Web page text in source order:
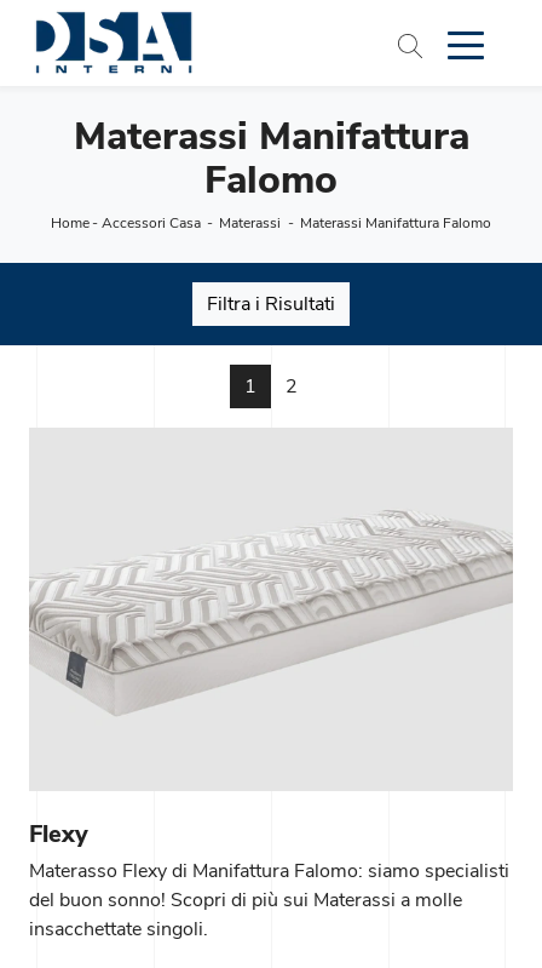
Materassi Manifattura
Falomo
Home-Accessori Casa - Materassi - Materassi Manifattura Falomo
Filtra i Risultati
1 2
Flexy
Materasso Flexy di Manifattura Falomo: siamo specialisti
del buon sonno! Scopri di più sui Materassi a molle
insacchettate singoli.